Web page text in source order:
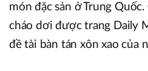
món đặc sản ở Trung
cháo dơi được trang Daily
đề tài bàn tán xôn xao của